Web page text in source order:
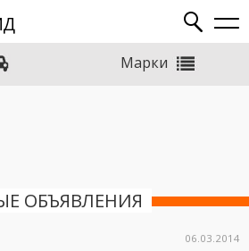
Марки
ОБЪЯВЛЕНИЯ
06.03.2014